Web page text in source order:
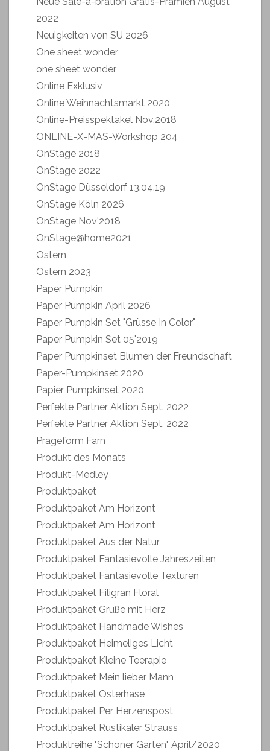
2022
Neuigkeiten von SU 2026
One sheet wonder
one sheet wonder
Online Exklusiv
Online Weihnachtsmarkt 2020
Online-Preisspektakel Nov.2018
ONLINE-X-MAS-Workshop 204
OnStage 2018
OnStage 2022
OnStage Düsseldorf 13.04.19
OnStage Köln 2026
OnStage Nov'2018
OnStage@home2021
Ostern
Ostern 2023
Paper Pumpkin
Paper Pumpkin April 2026
Paper Pumpkin Set "Grüsse In Color"
Paper Pumpkin Set 05'2019
Paper Pumpkinset Blumen der Freundschaft
Paper-Pumpkinset 2020
Papier Pumpkinset 2020
Perfekte Partner Aktion Sept. 2022
Perfekte Partner Aktion Sept. 2022
Prägeform Farn
Produkt des Monats
Produkt-Medley
Produktpaket
Produktpaket Am Horizont
Produktpaket Am Horizont
Produktpaket Aus der Natur
Produktpaket Fantasievolle Jahreszeiten
Produktpaket Fantasievolle Texturen
Produktpaket Filigran Floral
Produktpaket Grüße mit Herz
Produktpaket Handmade Wishes
Produktpaket Heimeliges Licht
Produktpaket Kleine Teerapie
Produktpaket Mein lieber Mann
Produktpaket Osterhase
Produktpaket Per Herzenspost
Produktpaket Rustikaler Strauss
Produktreihe "Schöner Garten" April/2020